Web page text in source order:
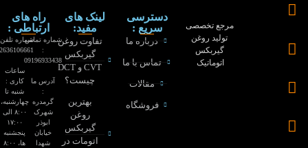
مرجع تخصصی
تولید روغن
گیربکس
اتوماتیک
دسترسی
سریع :
درباره ما
تماس با ما
مقالات
فروشگاه
لینک های
مفید:
تفاوت روغن
گیربکس
CVT و DCT
چیست؟
بهترین
روغن
گیربکس
اتومات در
راه های
ارتباطی :
شماره تماس
09196933438
آدرس ما
گرمدره
شهرک
ابوذر
خیابان
شهدا
شماره تلفن :
02636106661
ساعات
کاری :
شنبه تا
چهارشنبه،
۸:۰۰ الی
۱۷:۰۰
پنجشنبه
ها، ۸:۰۰